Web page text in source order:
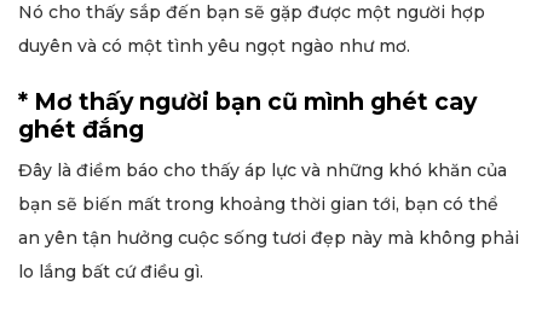
Nó cho thấy sắp đến bạn sẽ gặp được một người hợp
duyên và có một tình yêu ngọt ngào như mơ.
* Mơ thấy người bạn cũ mình ghét cay
ghét đắng
Đây là điềm báo cho thấy áp lực và những khó khăn của
bạn sẽ biến mất trong khoảng thời gian tới, bạn có thể
an yên tận hưởng cuộc sống tươi đẹp này mà không phải
lo lắng bất cứ điều gì.